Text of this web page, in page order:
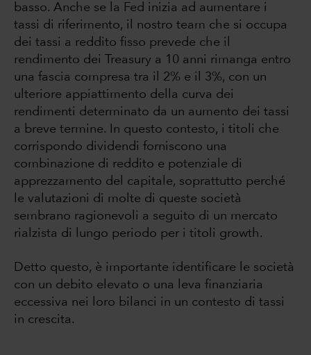
basso. Anche se la Fed inizia ad aumentare i
tassi di riferimento, il nostro team che si occupa
dei tassi a reddito fisso prevede che il
rendimento dei Treasury a 10 anni rimanga entro
una fascia compresa tra il 2% e il 3%, con un
ulteriore appiattimento della curva dei
rendimenti determinato da un aumento dei tassi
a breve termine. In questo contesto, i titoli che
corrispondo dividendi forniscono una
combinazione di reddito e potenziale di
apprezzamento del capitale, soprattutto perché
le valutazioni di molte di queste società
sembrano ragionevoli a seguito di un mercato
rialzista di lungo periodo per i titoli growth.
Detto questo, è importante identificare le società
con un debito elevato o una leva finanziaria
eccessiva nei loro bilanci in un contesto di tassi
in crescita.